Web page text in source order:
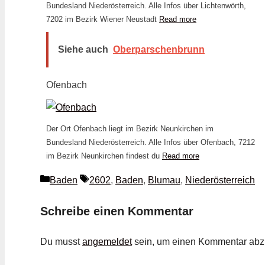
Bundesland Niederösterreich. Alle Infos über Lichtenwörth,
7202 im Bezirk Wiener Neustadt Read more
Siehe auch Oberparschenbrunn
Ofenbach
Der Ort Ofenbach liegt im Bezirk Neunkirchen im
Bundesland Niederösterreich. Alle Infos über Ofenbach, 7212
im Bezirk Neunkirchen findest du Read more
Kategorien
Baden Schlagwörter
2602, Baden, Blumau, Niederösterreich
Schreibe einen Kommentar
Du musstangemeldetsein, um einen Kommentar